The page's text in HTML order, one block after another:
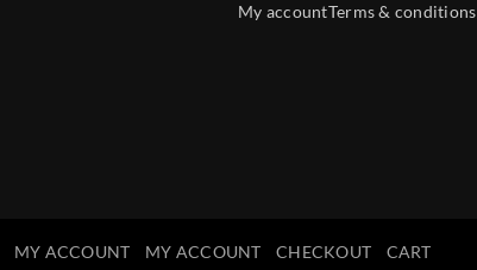
My accountTerms & conditions
MY ACCOUNT MY ACCOUNT CHECKOUT CART